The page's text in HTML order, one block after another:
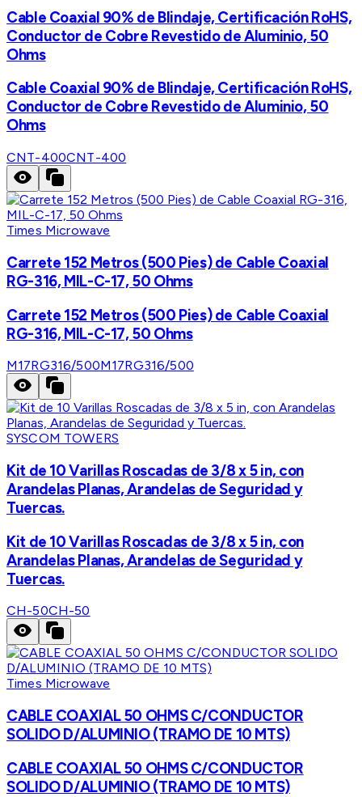
Cable Coaxial 90% de Blindaje, Certificación RoHS,
Conductor de Cobre Revestido de Aluminio, 50
Ohms
Cable Coaxial 90% de Blindaje, Certificación RoHS,
Conductor de Cobre Revestido de Aluminio, 50
Ohms
CNT-400CNT-400
Times Microwave
Carrete 152 Metros (500 Pies) de Cable Coaxial
RG-316, MIL-C-17, 50 Ohms
Carrete 152 Metros (500 Pies) de Cable Coaxial
RG-316, MIL-C-17, 50 Ohms
M17RG316/500M17RG316/500
SYSCOM TOWERS
Kit de 10 Varillas Roscadas de 3/8 x 5 in, con
Arandelas Planas, Arandelas de Seguridad y
Tuercas.
Kit de 10 Varillas Roscadas de 3/8 x 5 in, con
Arandelas Planas, Arandelas de Seguridad y
Tuercas.
CH-50CH-50
Times Microwave
CABLE COAXIAL 50 OHMS C/CONDUCTOR
SOLIDO D/ALUMINIO (TRAMO DE 10 MTS)
CABLE COAXIAL 50 OHMS C/CONDUCTOR
SOLIDO D/ALUMINIO (TRAMO DE 10 MTS)